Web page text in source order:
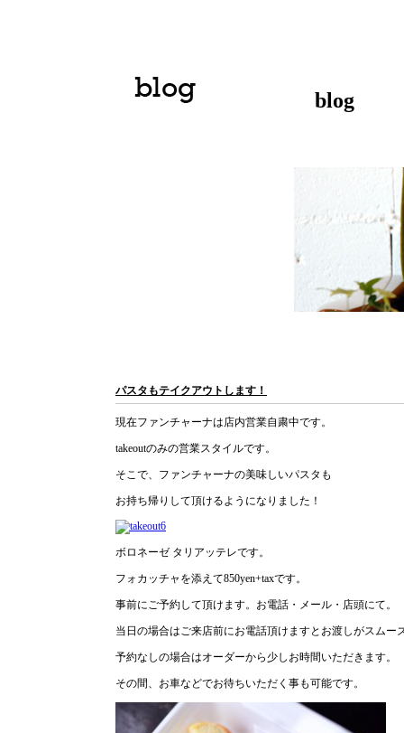
blog
パスタもテイクアウトします！
現在ファンチャーナは店内営業自粛中です。
takeoutのみの営業スタイルです。
そこで、ファンチャーナの美味しいパスタも
お持ち帰りして頂けるようになりました！
ボロネーゼ タリアッテレです。
フォカッチャを添えて850yen+taxです。
事前にご予約して頂けます。お電話・メール・店頭にて。
当日の場合はご来店前にお電話頂けますとお渡しがスムー
予約なしの場合はオーダーから少しお時間いただきます。
その間、お車などでお待ちいただく事も可能です。